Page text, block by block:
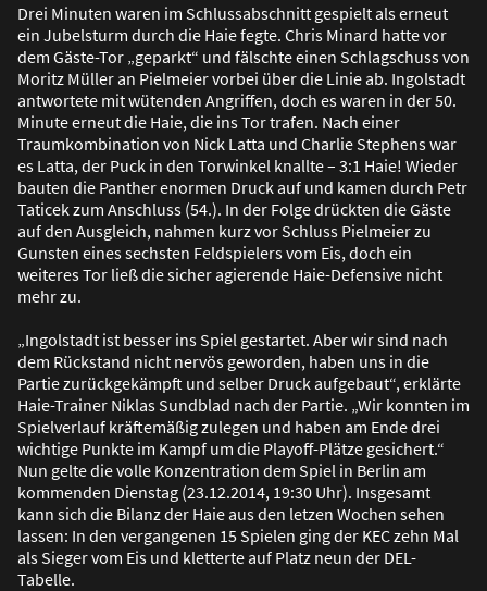
Drei Minuten waren im Schlussabschnitt gespielt als erneut
ein Jubelsturm durch die Haie fegte. Chris Minard hatte vor
dem Gäste-Tor „geparkt“ und fälschte einen Schlagschuss von
Moritz Müller an Pielmeier vorbei über die Linie ab. Ingolstadt
antwortete mit wütenden Angriffen, doch es waren in der 50.
Minute erneut die Haie, die ins Tor trafen. Nach einer
Traumkombination von Nick Latta und Charlie Stephens war
es Latta, der Puck in den Torwinkel knallte – 3:1 Haie! Wieder
bauten die Panther enormen Druck auf und kamen durch Petr
Taticek zum Anschluss (54.). In der Folge drückten die Gäste
auf den Ausgleich, nahmen kurz vor Schluss Pielmeier zu
Gunsten eines sechsten Feldspielers vom Eis, doch ein
weiteres Tor ließdie sicher agierende Haie-Defensive nicht
mehr zu.
„Ingolstadt ist besser ins Spiel gestartet. Aber wir sind nach
dem Rückstand nicht nervös geworden, haben uns in die
Partie zurückgekämpft und selber Druck aufgebaut“, erklärte
Haie-Trainer Niklas Sundblad nach der Partie. „Wir konnten im
Spielverlauf kräftemäßig zulegen und haben am Ende drei
wichtige Punkte im Kampf um die Playoff-Plätze gesichert.“
Nun gelte die volle Konzentration dem Spiel in Berlin am
kommenden Dienstag (23.12.2014, 19:30 Uhr). Insgesamt
kann sich die Bilanz der Haie aus den letzen Wochen sehen
lassen: In den vergangenen 15 Spielen ging der KEC zehn Mal
als Sieger vom Eis und kletterte auf Platz neun der DEL-
Tabelle.